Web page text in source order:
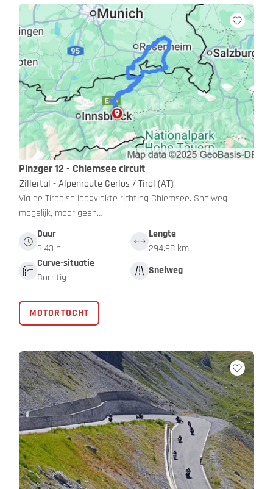
Pinzger 12 - Chiemsee circuit
Zillertal - Alpenroute Gerlos / Tirol (AT)
Via de Tiroolse laagvlakte richting Chiemsee. Snelweg
mogelijk, maar geen…
Duur
6:43 h
Lengte
294.98 km
Curve-situatie
Bochtig
Snelweg
MOTORTOCHT